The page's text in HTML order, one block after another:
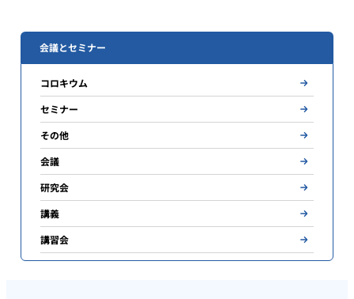
会議とセミナー
コロキウム
セミナー
その他
会議
研究会
講義
講習会